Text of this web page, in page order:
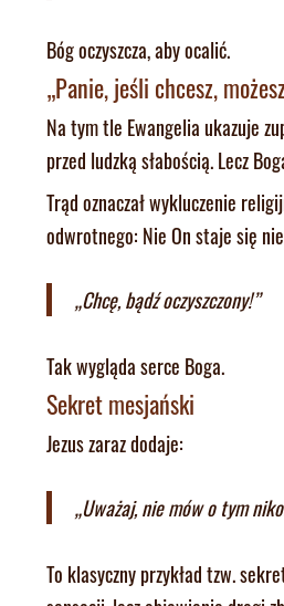
Bóg oczyszcza, aby ocalić.
„Panie, jeśli chcesz,
Na tym tle Ewangelia ukazuje
przed ludzką słabością. Lecz
Trąd oznaczał wykluczenie
odwrotnego: Nie On staje się
„Chcę, bądź oczyszczony!”
Tak wygląda serce Boga.
Sekret mesjański
Jezus zaraz dodaje:
„Uważaj, nie mów o tym
To klasyczny przykład tzw.